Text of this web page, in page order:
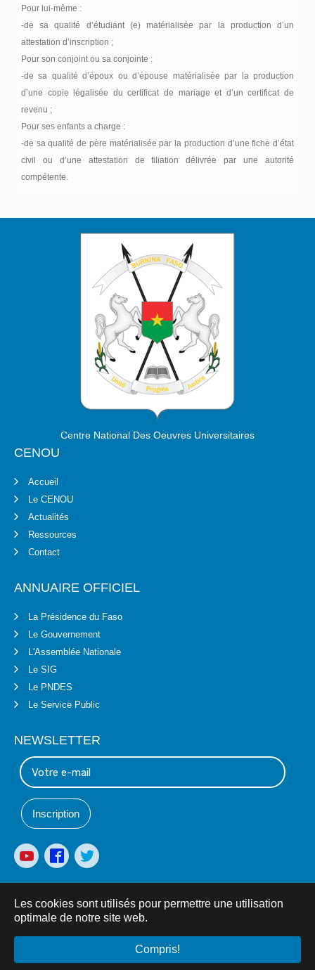
Les cookies sont utilisés pour permettre une utilisation
optimale de notre site web.
Compris!
Pour lui-même :
-de sa qualité d’étudiant (e) matérialisée par la production d’un
attestation d’inscription ;
Pour son conjoint ou sa conjointe :
-de sa qualité d’époux ou d’épouse matérialisée par la production
d’une copie légalisée du certificat de mariage et d’un certificat de
revenu ;
Pour ses enfants a charge :
-de sa qualité de père matérialisée par la production d’une fiche d’état
civil ou d’une attestation de filiation délivrée par une autorité
compétente.
Centre National Des Oeuvres Universitaires
CENOU
Accueil
Le CENOU
Actualités
Ressources
Contact
ANNUAIRE OFFICIEL
La Présidence du Faso
Le Gouvernement
L'Assemblée Nationale
Le SIG
Le PNDES
Le Service Public
NEWSLETTER
© 2019 Centre National des Oeuvres Universitaires -
- Tous droits réservés.